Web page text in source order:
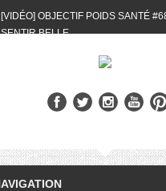
[VIDÉO] OBJECTIF POIDS SANTÉ
SENTIR BELLE
BIOTYFULL BOX DU MOIS DE MAI
[VIDÉO] QUITOQUE #10 : MEAL
CONVIVIALITÉ
[VIDÉO] UNBOXING : LES MY LITTLE